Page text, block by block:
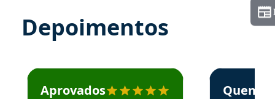
Depoimentos
Estudante José recomenda o Aprova Concursos em
Aprovados
Estudante
Quem